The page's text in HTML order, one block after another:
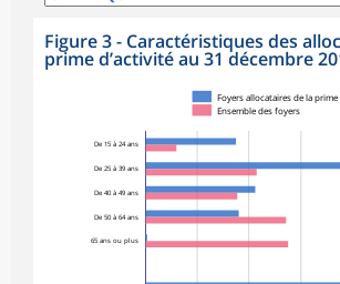
Figure 3 - Caractéristiques des
prime d’activité au 31 décembre
De 15 à 24 ans
De 25 à 39 ans
De 40 à 49 ans
De 50 à 64 ans
65 ans ou plus
Foyers allocataires de la prime
Ensemble des foyers